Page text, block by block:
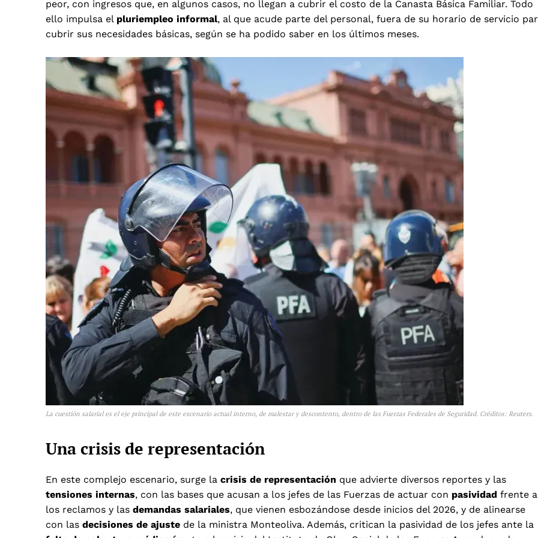
peor, con ingresos que, en algunos casos, no llegan a cubrir el costo de la Canasta Básica Familiar. Todo
ello impulsa el pluriempleo informal, al que acude parte del personal, fuera de su horario de servicio
cubrir sus necesidades básicas, según se ha podido saber en los últimos meses.
La cuestión salarial es el eje principal de este escenario actual interno, de malestar y descontento, dentro de las Fuerzas Federales de Seguridad. Créditos: Reuters.
Una crisis de representación
En este complejo escenario, surge la crisis de representación que advierte diversos reportes y las
tensiones internas, con las bases que acusan a los jefes de las Fuerzas de actuar con pasividad frente a
los reclamos y las demandas salariales, que vienen esbozándose desde inicios del 2026, y de alinearse
con las decisiones de ajuste de la ministra Monteoliva. Además, critican la pasividad de los jefes ante la